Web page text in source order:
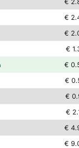
€
€
€
€
€
€
€
€
€